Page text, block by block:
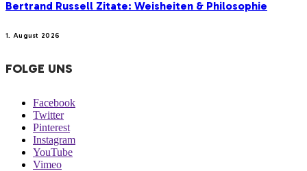
Bertrand Russell Zitate: Weisheiten & Philosophie
1. August 2026
FOLGE UNS
Facebook
Twitter
Pinterest
Instagram
YouTube
Vimeo